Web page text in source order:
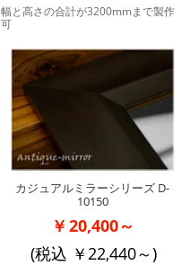
幅と高さの合計が3200mmまで製作
可
カジュアルミラーシリーズ D-
10150
20,400～
(税込
22,440～)